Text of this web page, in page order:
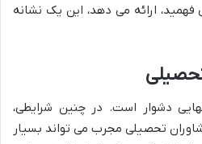
ارائه می دهد، این یک نشانه
دشوار است. در چنین شرایطی،
تحصیلی مجرب می تواند بسیار